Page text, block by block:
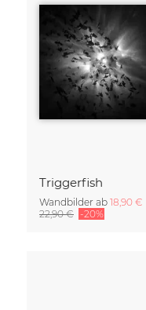
Triggerfish
Wandbilder ab 18,90 €
22,90 € -20%